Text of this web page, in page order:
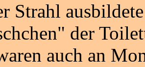
Strahl
der
auch an